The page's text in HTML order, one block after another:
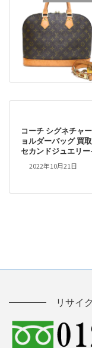
コーチ シグネチャ
ョルダーバッグ 買
セカンドジュエリ
2022年10月21日
リサイ